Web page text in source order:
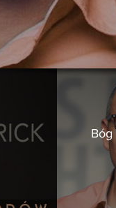
Bóg